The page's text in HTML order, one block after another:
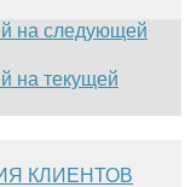
на следующей
на текущей
КЛИЕНТОВ